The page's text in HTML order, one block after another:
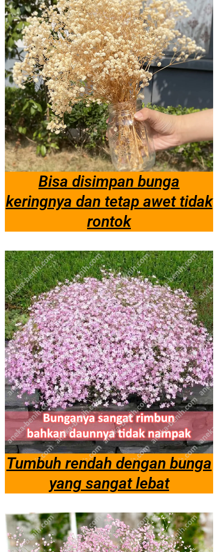
Bisa disimpan bunga
keringnya dan tetap awet tidak
rontok
Tumbuh rendah dengan bunga
yang sangat lebat